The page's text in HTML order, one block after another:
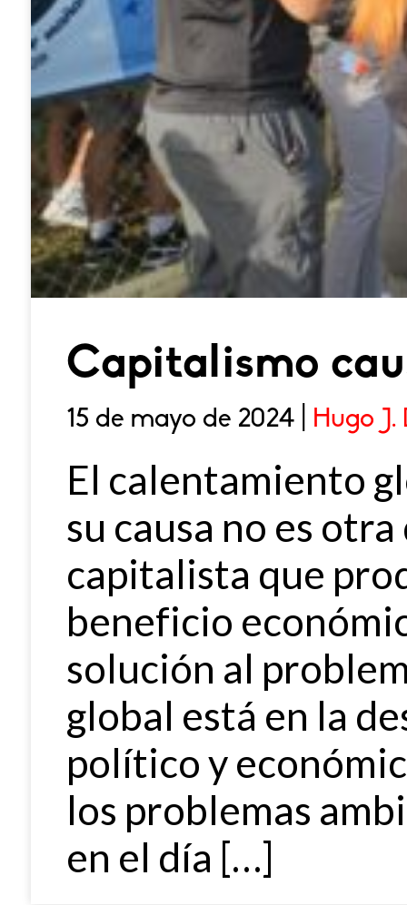
Capitalismo
15 de mayo de 2024 | Hugo
El calentamiento
su causa no es
capitalista que
beneficio
solución al
global está en la
político y
los problemas
en el día […]